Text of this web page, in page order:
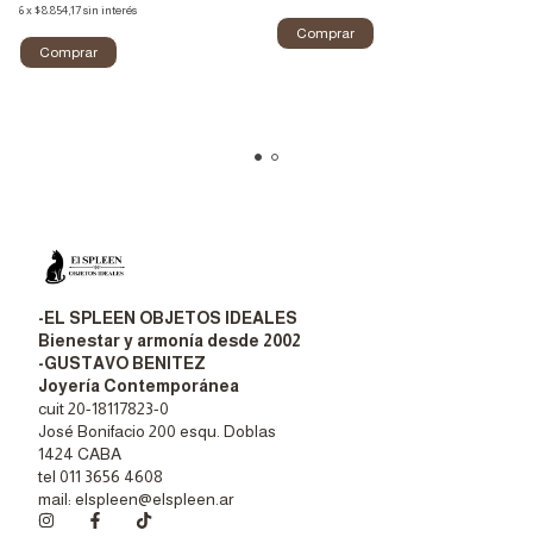
6x$8.854,17sin interés
-EL SPLEEN OBJETOS IDEALES
Bienestar y armonía desde 2002
-GUSTAVO BENITEZ
Joyería Contemporánea
cuit 20-18117823-0
José Bonifacio 200 esqu. Doblas
1424 CABA
tel 011 3656 4608
mail: elspleen@elspleen.ar